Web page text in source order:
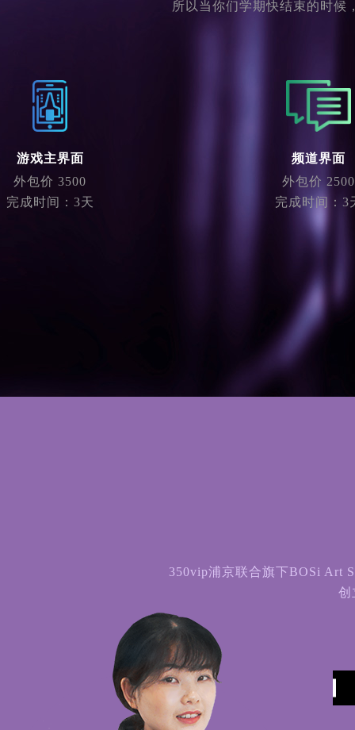
所以当你们学期快结束的时候
游戏主界面
外包价 3500
完成时间：3天
频道界面
外包价 2500
完成时间：3
350vip浦京联合旗下BOSi Art
创